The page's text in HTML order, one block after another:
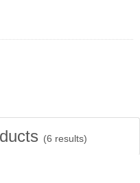
(6 results)